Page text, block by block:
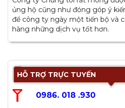
ủng hộ cũng như đóng góp ý
để công ty ngày một tiến bộ và
hàng những dịch vụ tốt hơn.
HỖ TRỢ TRỰC TUYẾN
0986. 018 .930